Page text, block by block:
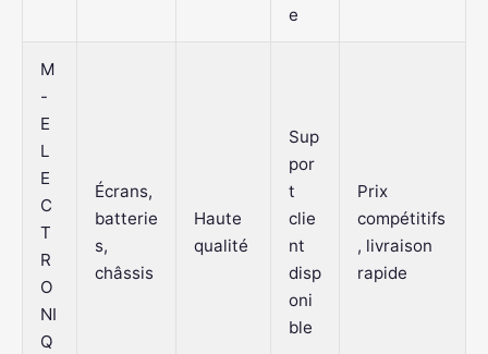
e
M
-
E
L
E
C
T
R
O
NI
Q
Écrans,
batterie
s,
châssis
Haute
qualité
Sup
por
t
clie
nt
disp
oni
ble
Prix
compétitifs
, livraison
rapide